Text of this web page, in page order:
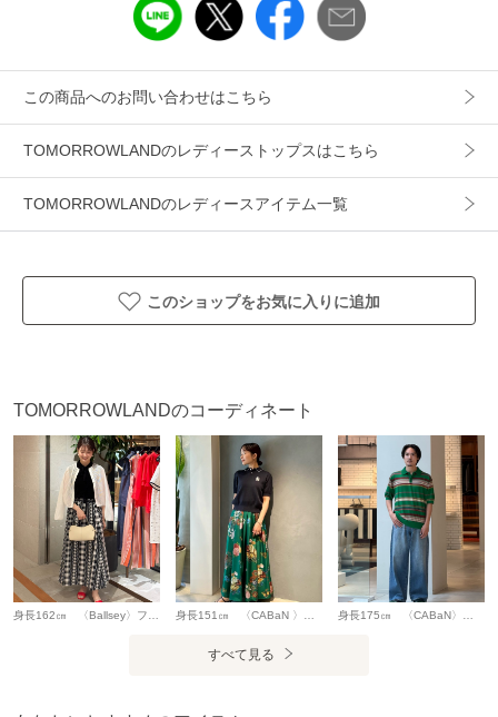
ざまなオケージョンシーンでの着こなしにおすすめのアイテ
※商品の色味は、商品単体または素材アップ画像をご確認く
ださい
2025SS商品
店舗にお問い合わせの際は、下記の商品番号をお申し付けく
商品番号:11-02-52-02105
いように十分ご注意ください。
また、装飾部分へのアイロンがけはお避けください。
・ご自宅でのお洗濯の際は、洗濯方法を十分ご確認の上、や
さしい手洗いをお願いいたします。
アイテム情報
配送料
送料無料
この商品へのお問い合わせはこちら
TOMORROWLANDのレディーストップスはこちら
TOMORROWLANDのレディースアイテム一覧
このショップをお気に入りに追加
TOMORROWLANDのコーディネート
すべて見る